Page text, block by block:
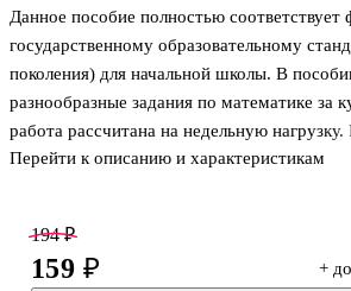
Данное пособие полностью соответствует
государственному образовательному
поколения) для начальной школы. В
разнообразные задания по математике за
работа рассчитана на недельную
пособием позволит повысить интерес к
Систематическое выполнение заданий,
пособии, закрепит учебные умения и
Перейти к описанию и характеристикам
194 ₽
159 ₽ + до